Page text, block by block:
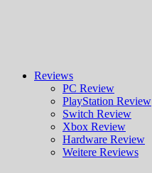
Reviews
PC Review
PlayStation Review
Switch Review
Xbox Review
Hardware Review
Weitere Reviews